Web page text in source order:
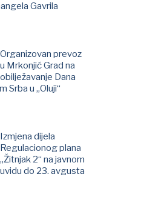
Gavrila
Organizovan prevoz
u Mrkonjić Grad na
obilježavanje Dana
Srba u „Oluji“
Izmjena dijela
Regulacionog plana
„Žitnjak 2“ na javnom
uvidu do 23. avgusta